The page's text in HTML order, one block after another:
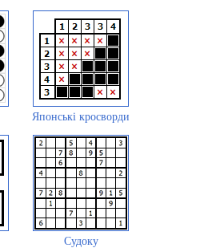
Японські кросворди
Судоку